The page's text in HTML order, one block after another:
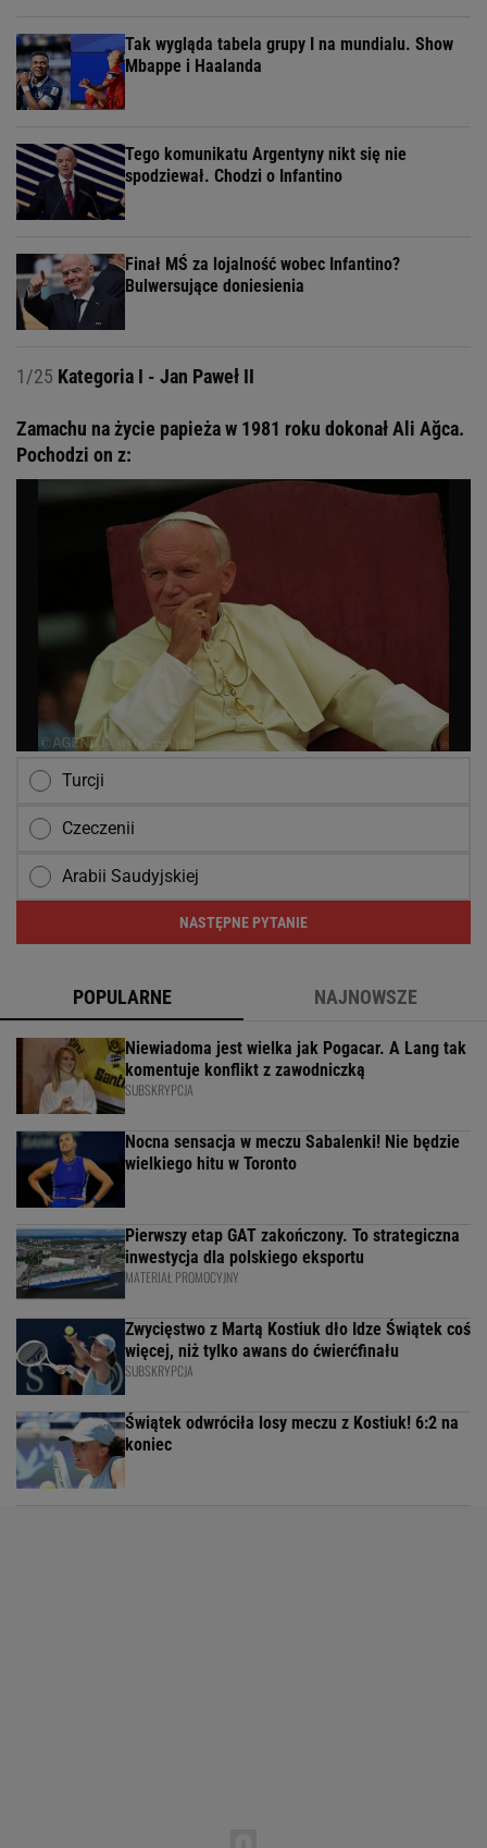
Tak wygląda tabela grupy I na mundialu. Show
Mbappe i Haalanda
Tego komunikatu Argentyny nikt się nie
spodziewał. Chodzi o Infantino
Finał MŚ za lojalność wobec Infantino?
Bulwersujące doniesienia
1/25 Kategoria I - Jan Paweł II
Zamachu na życie papieża w 1981 roku dokonał Ali Ağca.
Pochodzi on z:
Turcji
Czeczenii
Arabii Saudyjskiej
NASTĘPNE PYTANIE
POPULARNE NAJNOWSZE
Niewiadoma jest wielka jak Pogacar. A Lang tak
komentuje konflikt z zawodniczką
SUBSKRYPCJA
Nocna sensacja w meczu Sabalenki! Nie będzie
wielkiego hitu w Toronto
Pierwszy etap GAT zakończony. To strategiczna
inwestycja dla polskiego eksportu
MATERIAŁ PROMOCYJNY
Zwycięstwo z Martą Kostiuk dło Idze Świątek coś
więcej, niż tylko awans do ćwierćfinału
SUBSKRYPCJA
Świątek odwróciła losy meczu z Kostiuk! 6:2 na
koniec